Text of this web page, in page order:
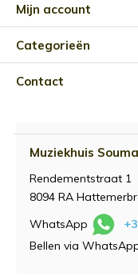
Mijn account
Categorieën
Contact
Muziekhuis
Rendementstraat 1
8094 RA
WhatsApp
Bellen via